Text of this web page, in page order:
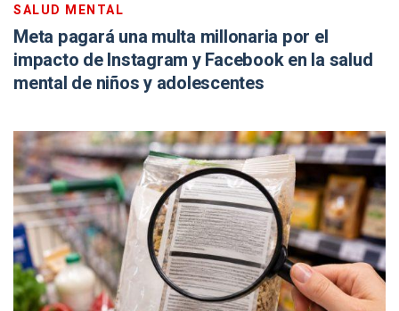
SALUD MENTAL
Meta pagará una multa millonaria por el
impacto de Instagram y Facebook en la salud
mental de niños y adolescentes